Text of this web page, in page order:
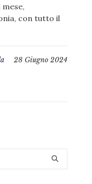
con tutto il
28 Giugno 2024